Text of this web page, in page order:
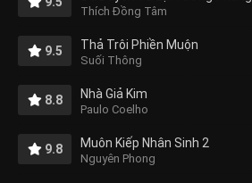
Thích Đồng Tâm
9.5 Thả Trôi Phiền Muộn
Suối Thông
8.8 Nhà Giả Kim
Paulo Coelho
9.8 Muôn Kiếp Nhân Sinh 2
Nguyên Phong